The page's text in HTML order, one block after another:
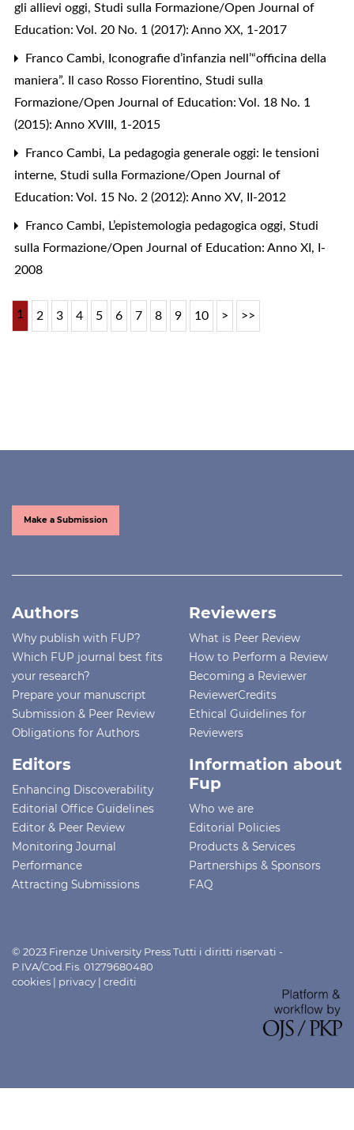
gli allievi oggi, Studi sulla Formazione/Open Journal of
Education: Vol. 20 No. 1 (2017): Anno XX, 1-2017
Franco Cambi, Iconografie d’infanzia nell’“officina della
maniera”. Il caso Rosso Fiorentino, Studi sulla
Formazione/Open Journal of Education: Vol. 18 No. 1
(2015): Anno XVIII, 1-2015
Franco Cambi, La pedagogia generale oggi: le tensioni
interne, Studi sulla Formazione/Open Journal of
Education: Vol. 15 No. 2 (2012): Anno XV, II-2012
Franco Cambi, L’epistemologia pedagogica oggi, Studi
sulla Formazione/Open Journal of Education: Anno XI, I-
2008
1 2 3 4 5 6 7 8 9 10 > >>
Make a Submission
Authors
Why publish with FUP?
Which FUP journal best fits
your research?
Prepare your manuscript
Submission & Peer Review
Obligations for Authors
Reviewers
What is Peer Review
How to Perform a Review
Becoming a Reviewer
ReviewerCredits
Ethical Guidelines for
Reviewers
Editors
Enhancing Discoverability
Editorial Office Guidelines
Editor & Peer Review
Monitoring Journal
Performance
Attracting Submissions
Information about
Fup
Who we are
Editorial Policies
Products & Services
Partnerships & Sponsors
FAQ
© 2023 Firenze University Press Tutti i diritti riservati -
P.IVA/Cod.Fis. 01279680480
cookies | privacy | crediti